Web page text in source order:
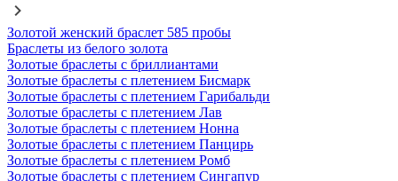
Золотой женский браслет 585 пробы
Браслеты из белого золота
Золотые браслеты с бриллиантами
Золотые браслеты с плетением Бисмарк
Золотые браслеты с плетением Гарибальди
Золотые браслеты с плетением Лав
Золотые браслеты с плетением Нонна
Золотые браслеты с плетением Панцирь
Золотые браслеты с плетением Ромб
Золотые браслеты с плетением Сингапур